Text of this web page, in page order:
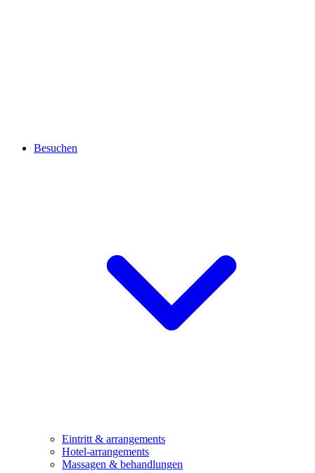
Besuchen
Eintritt & arrangements
Hotel-arrangements
Massagen & behandlungen